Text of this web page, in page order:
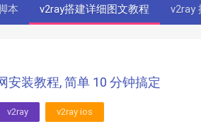
本 v2ray搭建详细图文教程 v2ray
安装教程, 简单 10 分钟搞定
v2ray v2ray ios